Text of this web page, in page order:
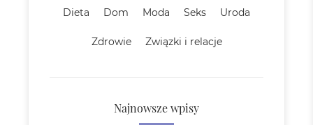
Dieta Dom Moda Seks Uroda
Zdrowie Związki i relacje
Najnowsze wpisy